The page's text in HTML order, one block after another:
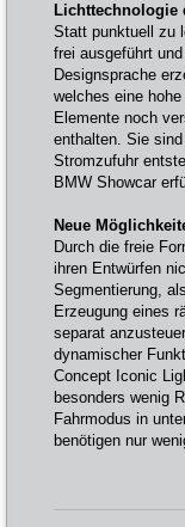
Lichttechnologie
Statt punktuell zu
frei ausgeführt
Designsprache
welches eine
Elemente noch
enthalten. Sie
Stromzufuhr
BMW Showcar
Neue
Durch die freie
ihren Entwürfen
Segmentierung,
Erzeugung eines
separat
dynamischer
Concept Iconic
besonders wenig
Fahrmodus in
benötigen nur